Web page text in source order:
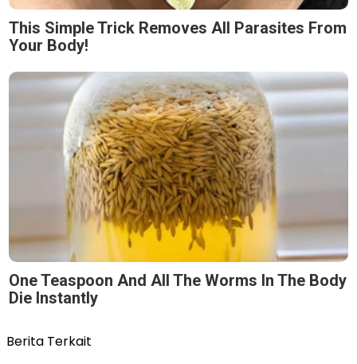
This Simple Trick Removes All Parasites From
Your Body!
One Teaspoon And All The Worms In The Body
Die Instantly
Berita Terkait